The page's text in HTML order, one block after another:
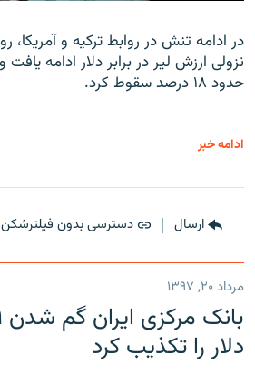
در ادامه تنش در روابط ترکیه و آمریکا،
نزولی ارزش لیر در برابر دلار ادامه
حدود ۱۸ درصد سقوط کرد.
ادامه خبر
ارسال دسترسی بدون فیلترشکن
مرداد ۲۰, ۱۳۹۷
دلار را تکذیب کرد